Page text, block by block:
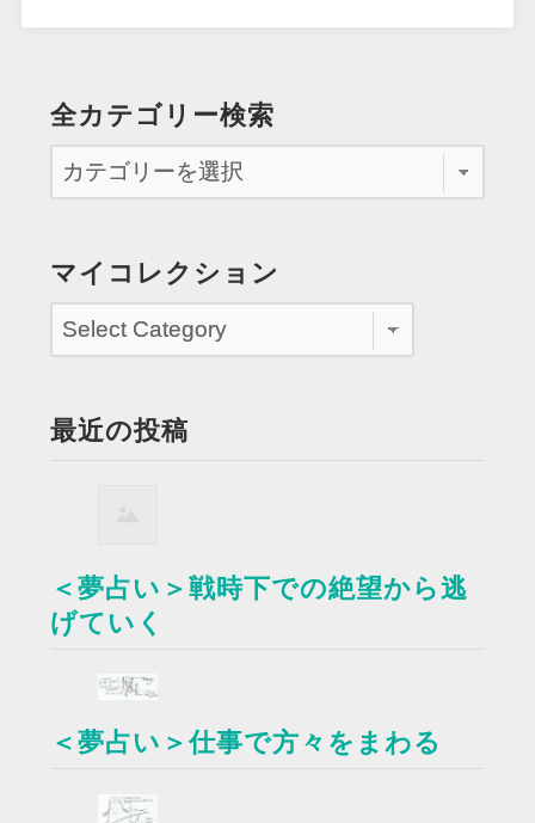
全カテゴリー検索
マイコレクション
最近の投稿
＜夢占い＞戦時下での絶望から逃
げていく
＜夢占い＞仕事で方々をまわる